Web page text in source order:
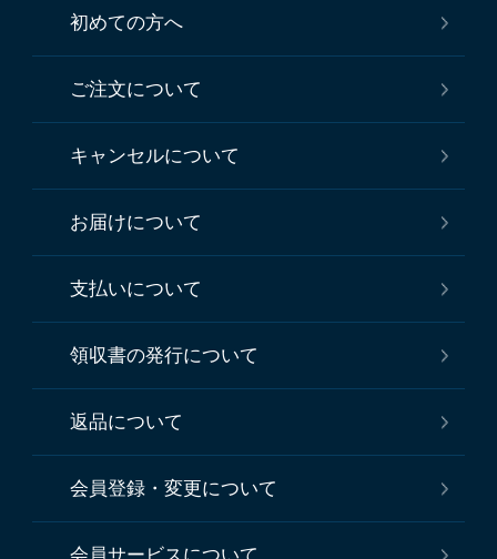
初めての方へ
ご注文について
キャンセルについて
お届けについて
支払いについて
領収書の発行について
返品について
会員登録・変更について